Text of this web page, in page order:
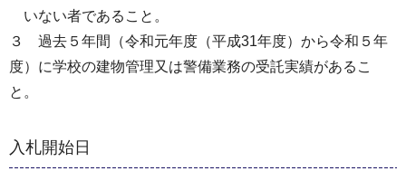
いない者であること。
３ 過去５年間（令和元年度（平成31年度）から令和５年
度）に学校の建物管理又は警備業務の受託実績があるこ
と。
入札開始日